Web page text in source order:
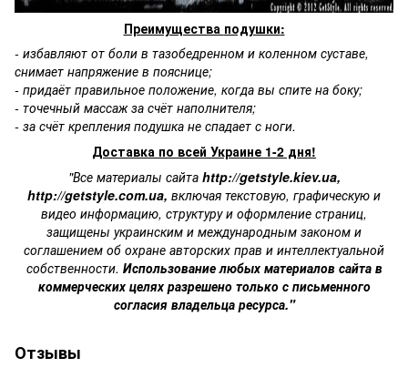
Преимущества подушки:
- избавляют от боли в тазобедренном и коленном суставе,
снимает напряжение в пояснице;
- придаёт правильное положение, когда вы спите на боку;
- точечный массаж за счёт наполнителя;
- за счёт крепления подушка не спадает с ноги.
Доставка по всей Украине 1-2 дня!
"Все материалы сайта http://getstyle.kiev.ua,
http://getstyle.com.ua, включая текстовую, графическую и
видео информацию, структуру и оформление страниц,
защищены украинским и международным законом и
соглашением об охране авторских прав и интеллектуальной
собственности. Использование любых материалов сайта в
коммерческих целях разрешено только с письменного
согласия владельца ресурса."
Отзывы